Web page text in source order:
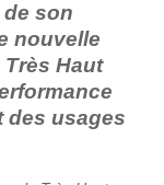
de son
nouvelle
Haut
des usages